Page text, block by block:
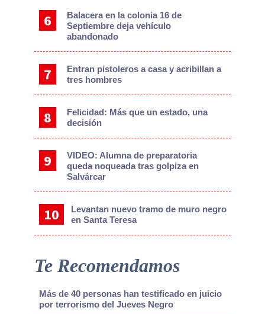
Balacera en la colonia 16 de
Septiembre deja vehículo
abandonado
Entran pistoleros a casa y acribillan a
tres hombres
Felicidad: Más que un estado, una
decisión
VIDEO: Alumna de preparatoria
queda noqueada tras golpiza en
Salvárcar
Levantan nuevo tramo de muro negro
en Santa Teresa
Te Recomendamos
Más de 40 personas han testificado en juicio
por terrorismo del Jueves Negro